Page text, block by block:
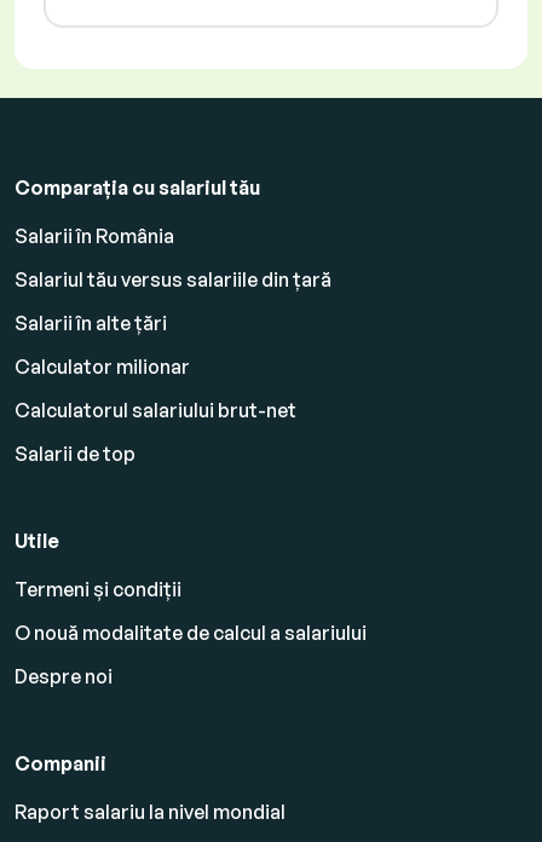
Comparația cu salariul tău
Salarii în România
Salariul tău versus salariile din țară
Salarii în alte țări
Calculator milionar
Calculatorul salariului brut-net
Salarii de top
Utile
Termeni și condiții
O nouă modalitate de calcul a salariului
Despre noi
Companii
Raport salariu la nivel mondial